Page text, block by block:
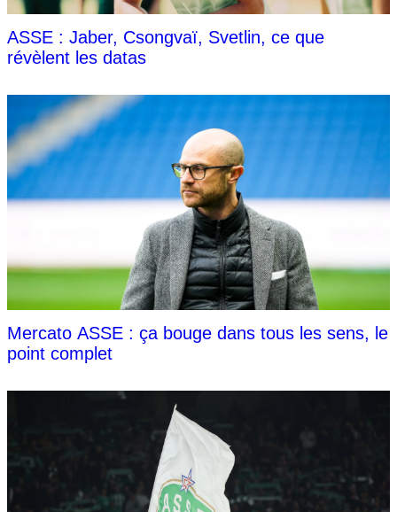
ASSE : Jaber, Csongvaï, Svetlin, ce que
révèlent les datas
Mercato ASSE : ça bouge dans tous les sens, le
point complet